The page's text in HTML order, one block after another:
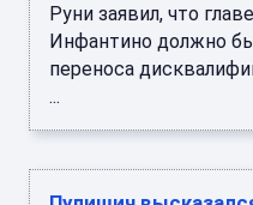
Руни заявил, что
Инфантино должно
переноса
...